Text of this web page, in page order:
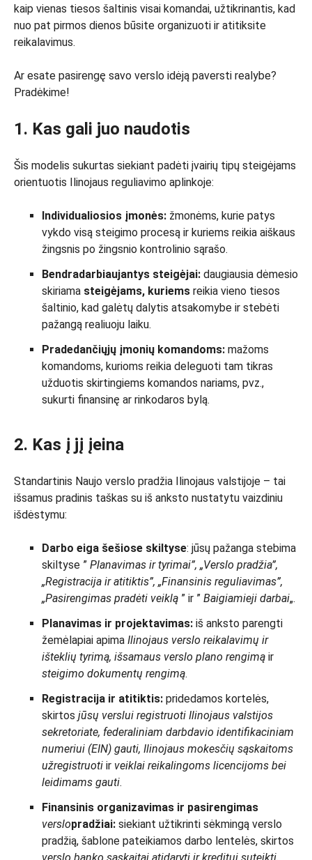
kaip vienas tiesos šaltinis visai komandai, užtikrinantis, kad
nuo pat pirmos dienos būsite organizuoti ir atitiksite
reikalavimus.
Ar esate pasirengę savo verslo idėją paversti realybe?
Pradėkime!
1. Kas gali juo naudotis
Šis modelis sukurtas siekiant padėti įvairių tipų steigėjams
orientuotis Ilinojaus reguliavimo aplinkoje:
Individualiosios įmonės: žmonėms, kurie patys
vykdo visą steigimo procesą ir kuriems reikia aiškaus
žingsnis po žingsnio kontrolinio sąrašo.
Bendradarbiaujantys steigėjai: daugiausia dėmesio
skiriama steigėjams, kuriems reikia vieno tiesos
šaltinio, kad galėtų dalytis atsakomybe ir stebėti
pažangą realiuoju laiku.
Pradedančiųjų įmonių komandoms: mažoms
komandoms, kurioms reikia deleguoti tam tikras
užduotis skirtingiems komandos nariams, pvz.,
sukurti finansinę ar rinkodaros bylą.
2. Kas į jį įeina
Standartinis Naujo verslo pradžia Ilinojaus valstijoje – tai
išsamus pradinis taškas su iš anksto nustatytu vaizdiniu
išdėstymu:
Darbo eiga šešiose skiltyse: jūsų pažanga stebima
skiltyse ” Planavimas ir tyrimai”, „Verslo pradžia”,
„Registracija ir atitiktis”, „Finansinis reguliavimas”,
„Pasirengimas pradėti veiklą ” ir ” Baigiamieji darbai„.
Planavimas ir projektavimas: iš anksto parengti
žemėlapiai apima Ilinojaus verslo reikalavimų ir
išteklių tyrimą, išsamaus verslo plano rengimą ir
steigimo dokumentų rengimą.
Registracija ir atitiktis: pridedamos kortelės,
skirtos jūsų verslui registruoti Ilinojaus valstijos
sekretoriate, federaliniam darbdavio identifikaciniam
numeriui (EIN) gauti, Ilinojaus mokesčių sąskaitoms
užregistruoti ir veiklai reikalingoms licencijoms bei
leidimams gauti.
Finansinis organizavimas ir pasirengimas
verslopradžiai: siekiant užtikrinti sėkmingą verslo
pradžią, šablone pateikiamos darbo lentelės, skirtos